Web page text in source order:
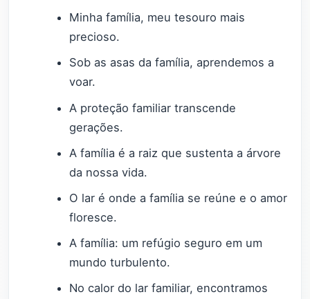
Minha família, meu tesouro mais
precioso.
Sob as asas da família, aprendemos a
voar.
A proteção familiar transcende
gerações.
A família é a raiz que sustenta a árvore
da nossa vida.
O lar é onde a família se reúne e o amor
floresce.
A família: um refúgio seguro em um
mundo turbulento.
No calor do lar familiar, encontramos